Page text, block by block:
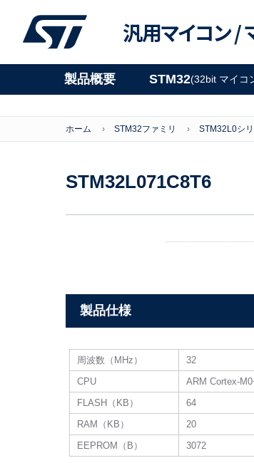
汎用マイコン /
製品概要 STM32(32bit マイコ
ホーム STM32ファミリ STM32L0シ
STM32L071C8T6
製品仕様
周波数（MHz）
32
CPU
ARM Cortex-
FLASH（KB）
64
RAM（KB）
20
EEPROM（B）
3072